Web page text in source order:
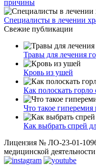
причины
Специалисты в лечении
Свежие публикации
Травы для лечения
Кровь из ушей
Как полоскать горло
Что такое гиперемия
Как выбрать спрей
Лицензия № ЛО-23-01-
медицинской деятельности